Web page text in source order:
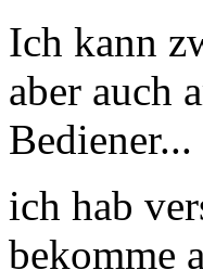
Ich kann
aber auch
Bediener...
ich hab
bekomme